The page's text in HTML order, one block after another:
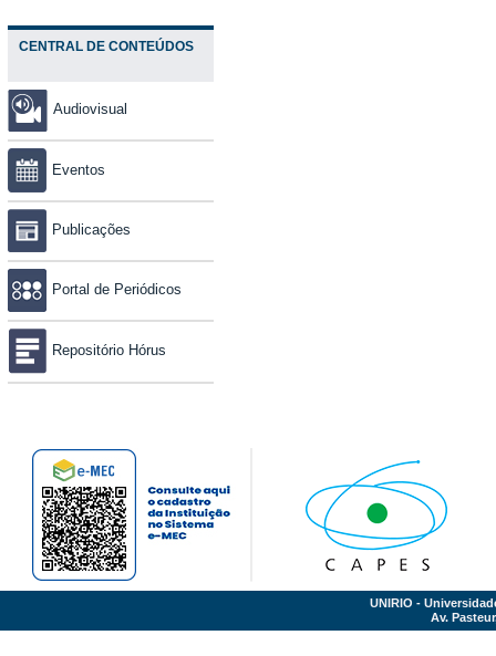
CENTRAL DE CONTEÚDOS
Audiovisual
Eventos
Publicações
Portal de Periódicos
Repositório Hórus
UNIRIO -
Av.